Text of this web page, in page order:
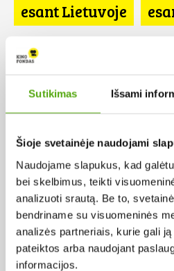
Sutikimas Išsami
Šioje svetainėje naudojami
Naudojame slapukus, kad
bei skelbimus, teikti
analizuoti srautą. Be to,
bendriname su visuomeninės
analizės partneriais, kurie gali
pateiktos arba naudojant
informacijos.
esant Lietuvoje
Pagal šalį:
SE
Pagal abėcėlę:
Rezultatų